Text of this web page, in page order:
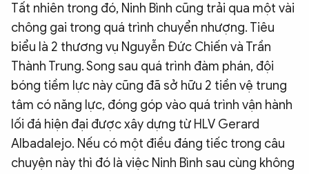
Tất nhiên trong đó, Ninh Bình cũng trải qua một vài
chông gai trong quá trình chuyển nhượng. Tiêu
biểu là 2 thương vụ Nguyễn Đức Chiến và Trần
Thành Trung. Song sau quá trình đàm phán, đội
bóng tiềm lực này cũng đã sở hữu 2 tiền vệ trung
tâm có năng lực, đóng góp vào quá trình vận hành
lối đá hiện đại được xây dựng từ HLV Gerard
Albadalejo. Nếu có một điều đáng tiếc trong câu
chuyện này thì đó là việc Ninh Bình sau cùng không